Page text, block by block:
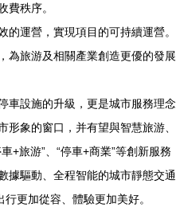
費秩序。
的運營，實現項目的可持續運營。
為旅游及相關產業創造更優的發展
車設施的升級，更是城市服務理念
象的窗口，并有望與智慧旅游、
+旅游”、“停車+商業”等創新服務
據驅動、全程智能的城市靜態交通
更加從容、體驗更加美好。